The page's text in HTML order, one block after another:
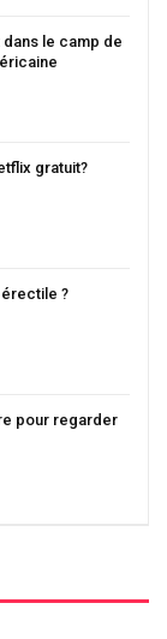
le camp de
gratuit?
?
pour regarder